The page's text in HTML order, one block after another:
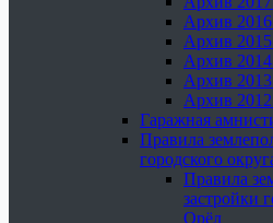
Архив 2016
Архив 2015
Архив 2014
Архив 2013
Архив 2012
Гаражная
Правила
городского
Правила
застройки
Орёл